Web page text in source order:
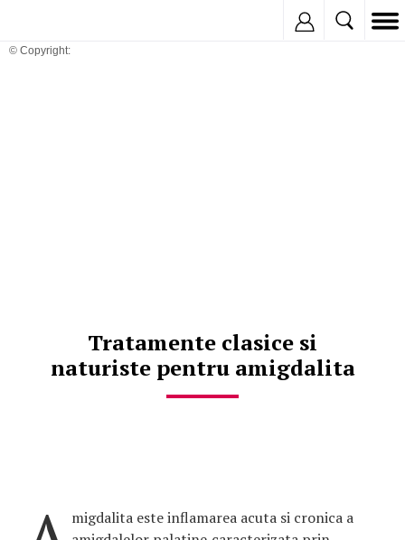
© Copyright:
Tratamente clasice si
naturiste pentru amigdalita
migdalita este inflamarea acuta si cronica a